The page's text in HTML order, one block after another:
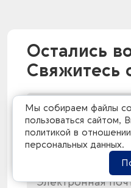
Остались
Свяжитесь
Мы собираем файлы
пользоваться сайтом,
политикой в
персональных данных.